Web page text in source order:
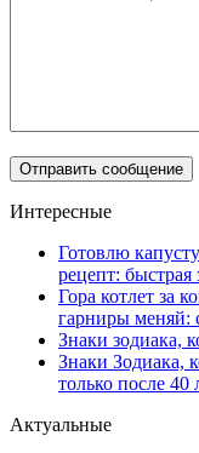
Интересные
Готовлю
рецепт:
Гора котлет за
гарниры
Знаки зодиака,
Знаки Зодиака,
только после 40
Актуальные